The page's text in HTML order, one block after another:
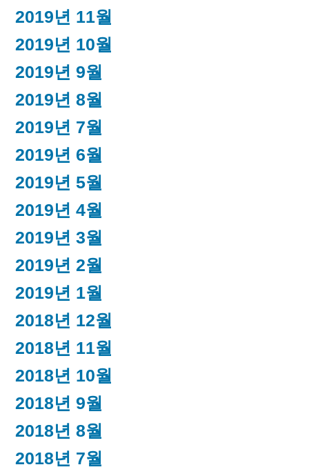
2019년 11월
2019년 10월
2019년 9월
2019년 8월
2019년 7월
2019년 6월
2019년 5월
2019년 4월
2019년 3월
2019년 2월
2019년 1월
2018년 12월
2018년 11월
2018년 10월
2018년 9월
2018년 8월
2018년 7월